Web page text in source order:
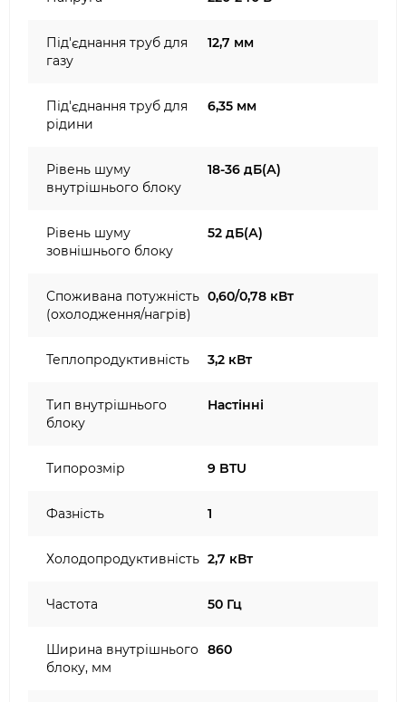
Під'єднання труб для
газу
12,7 мм
Під'єднання труб для
рідини
6,35 мм
Рівень шуму
внутрішнього блоку
18-36 дБ(А)
Рівень шуму
зовнішнього блоку
52 дБ(А)
Споживана потужність
(охолодження/нагрів)
0,60/0,78 кВт
Теплопродуктивність 3,2 кВт
Тип внутрішнього
блоку
Настінні
Типорозмір 9 BTU
Фазність 1
Холодопродуктивність 2,7 кВт
Частота 50 Гц
Ширина внутрішнього
блоку, мм
860